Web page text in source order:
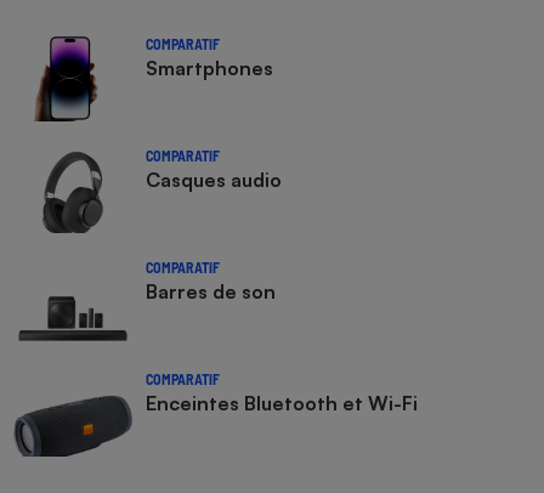
COMPARATIF
Smartphones
COMPARATIF
Casques audio
COMPARATIF
Barres de son
COMPARATIF
Enceintes Bluetooth et Wi-Fi